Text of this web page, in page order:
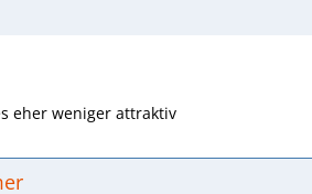
eher weniger attraktiv